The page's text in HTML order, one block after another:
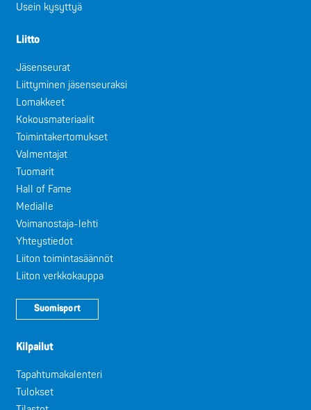
Usein kysyttyä
Liitto
Jäsenseurat
Liittyminen jäsenseuraksi
Lomakkeet
Kokousmateriaalit
Toimintakertomukset
Valmentajat
Tuomarit
Hall of Fame
Medialle
Voimanostaja-lehti
Yhteystiedot
Liiton toimintasäännöt
Liiton verkkokauppa
Suomisport
Kilpailut
Tapahtumakalenteri
Tulokset